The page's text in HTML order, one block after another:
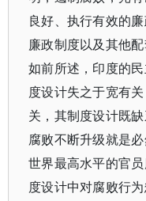
良好、执行有效的
廉政制度以及其他
如前所述，印度的
度设计失之于宽有
关，其制度设计既
腐败不断升级就是
世界最高水平的官
度设计中对腐败行